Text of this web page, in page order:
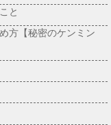
と
方【秘密のケンミン